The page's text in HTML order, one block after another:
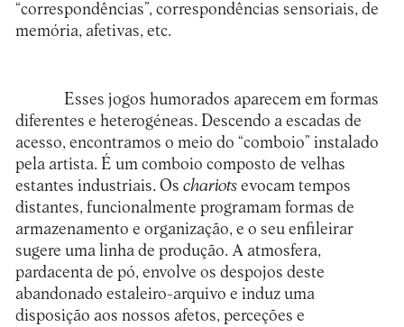
“correspondências”, correspondências sensoriais, de
memória, afetivas, etc.
Esses jogos humorados aparecem em formas
diferentes e heterogéneas. Descendo a escadas de
acesso, encontramos o meio do “comboio” instalado
pela artista. É um comboio composto de velhas
estantes industriais. Os chariotsevocam tempos
distantes, funcionalmente programam formas de
armazenamento e organização, e o seu enfileirar
sugere uma linha de produção. A atmosfera,
pardacenta de pó, envolve os despojos deste
abandonado estaleiro-arquivo e induz uma
disposição aos nossos afetos, perceções e